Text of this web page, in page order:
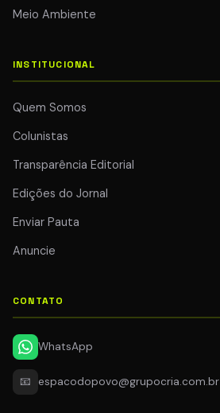
Meio Ambiente
INSTITUCIONAL
Quem Somos
Colunistas
Transparência Editorial
Edições do Jornal
Enviar Pauta
Anuncie
CONTATO
WhatsApp
📧 espacodopovo@grupocria.com.br